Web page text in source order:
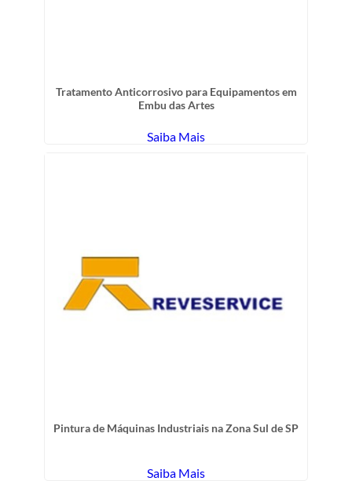
Tratamento Anticorrosivo para Equipamentos em
Embu das Artes
Saiba Mais
Pintura de Máquinas Industriais na Zona Sul de SP
Saiba Mais